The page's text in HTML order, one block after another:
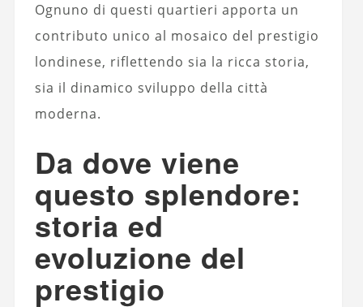
Ognuno di questi quartieri apporta un
contributo unico al mosaico del prestigio
londinese, riflettendo sia la ricca storia,
sia il dinamico sviluppo della città
moderna.
Da dove viene
questo splendore:
storia ed
evoluzione del
prestigio